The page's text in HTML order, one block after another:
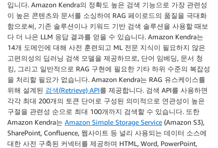
입니다. Amazon Kendra의 정확도 높은 검색 기능으로 가장 관련성
이 높은 콘텐츠와 문서를 소싱하여 RAG 페이로드의 품질을 극대화
함으로써, 기존 솔루션이나 키워드 기반 검색 솔루션을 사용할 때보
다 더 나은 LLM 응답 결과를 얻을 수 있습니다. Amazon Kendra는
14개 도메인에 대해 사전 훈련되고 ML 전문 지식이 필요하지 않은
고편의성의 딥러닝 검색 모델을 제공하므로, 단어 임베딩, 문서 청
킹, 그리고 일반적으로 RAG 구현에 필요한 기타 하위 수준의 복잡성
을 처리할 필요가 없습니다. Amazon Kendra는 RAG 유스케이스를
위해 설계된 검색(Retrieve) API를 제공합니다. 검색 API를 사용하면
각각 최대 200개의 토큰 단어로 구성된 의미적으로 연관성이 높은
구절을 관련성 순으로 최대 100개까지 검색할 수 있습니다. 또한
Amazon Kendra는 Amazon Simple Storage Service (Amazon S3),
SharePoint, Confluence, 웹사이트 등 널리 사용되는 데이터 소스에
대한 사전 구축된 커넥터를 제공하며 HTML, Word, PowerPoint,